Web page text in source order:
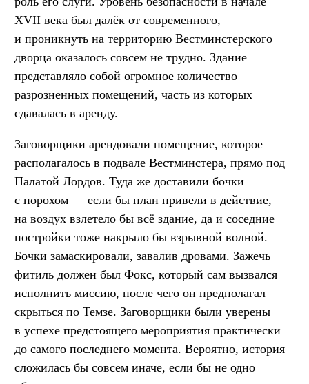
XVII века был далёк от современного,
и проникнуть на территорию Вестминстерского
дворца оказалось совсем не трудно. Здание
представляло собой огромное количество
разрозненных помещений, часть из которых
сдавалась в аренду.
Заговорщики арендовали помещение, которое
располагалось в подвале Вестминстера, прямо под
Палатой Лордов. Туда же доставили бочки
с порохом — если бы план привели в действие,
на воздух взлетело бы всё здание, да и соседние
постройки тоже накрыло бы взрывной волной.
Бочки замаскировали, завалив дровами. Зажечь
фитиль должен был Фокс, который сам вызвался
исполнить миссию, после чего он предполагал
скрыться по Темзе. Заговорщики были уверены
в успехе предстоящего мероприятия практически
до самого последнего момента. Вероятно, история
сложилась бы совсем иначе, если бы не одно